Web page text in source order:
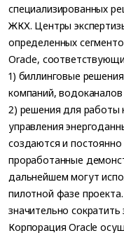
специализированных
ЖКХ. Центры
определенных
Oracle,
1) биллинговые
компаний,
2) решения для работы
управления
создаются и
проработанные
дальнейшем могут
пилотной фазе
значительно
Корпорация Oracle